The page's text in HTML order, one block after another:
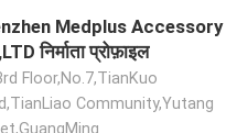
Medplus Accessory
निर्माता प्रोफ़ाइल
Floor,No.7,TianKuo
Community,Yutang